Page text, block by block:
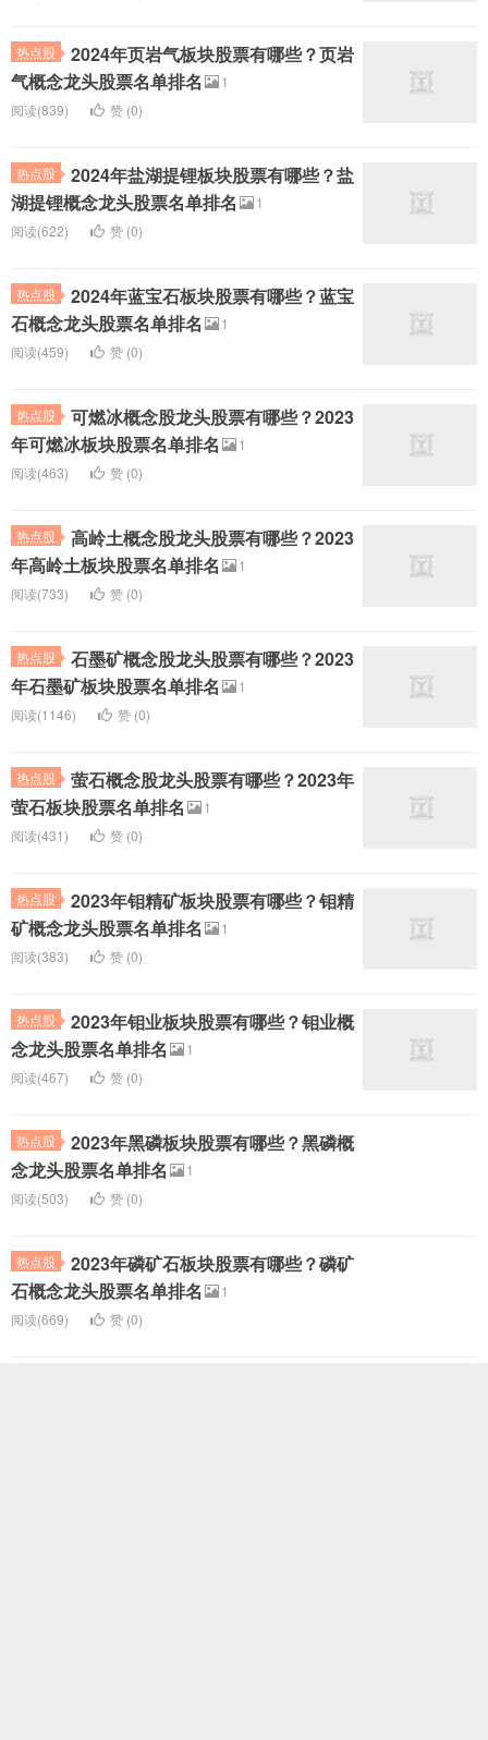
热点股
2024年页岩气板块股票有哪些？页岩
气概念龙头股票名单排名
1
阅读(839)
赞 (0)
热点股
2024年盐湖提锂板块股票有哪些？盐
湖提锂概念龙头股票名单排名
1
阅读(622)
赞 (0)
热点股
2024年蓝宝石板块股票有哪些？蓝宝
石概念龙头股票名单排名
1
阅读(459)
赞 (0)
热点股
可燃冰概念股龙头股票有哪些？2023
年可燃冰板块股票名单排名
1
阅读(463)
赞 (0)
热点股
高岭土概念股龙头股票有哪些？2023
年高岭土板块股票名单排名
1
阅读(733)
赞 (0)
热点股
石墨矿概念股龙头股票有哪些？2023
年石墨矿板块股票名单排名
1
阅读(1146)
赞 (0)
热点股
萤石概念股龙头股票有哪些？2023年
萤石板块股票名单排名
1
阅读(431)
赞 (0)
热点股
2023年钼精矿板块股票有哪些？钼精
矿概念龙头股票名单排名
1
阅读(383)
赞 (0)
热点股
2023年钼业板块股票有哪些？钼业概
念龙头股票名单排名
1
阅读(467)
赞 (0)
热点股
2023年黑磷板块股票有哪些？黑磷概
念龙头股票名单排名
1
阅读(503)
赞 (0)
热点股
2023年磷矿石板块股票有哪些？磷矿
石概念龙头股票名单排名
1
阅读(669)
赞 (0)